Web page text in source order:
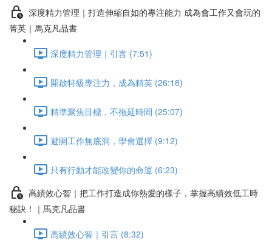
深度精力管理｜打造伸縮自如的專注能力 成為會工作又會玩的
菁英｜馬克凡品書
深度精力管理｜引言 (7:51)
開啟特級專注力，成為精英 (26:18)
精準聚焦目標，不拖延時間 (25:07)
避開工作無底洞，學會選擇 (9:12)
只有行動才能改變你的命運 (6:23)
高績效心智｜把工作打造成你熱愛的樣子，掌握高績效低工時
秘訣！｜馬克凡品書
高績效心智｜引言 (8:32)